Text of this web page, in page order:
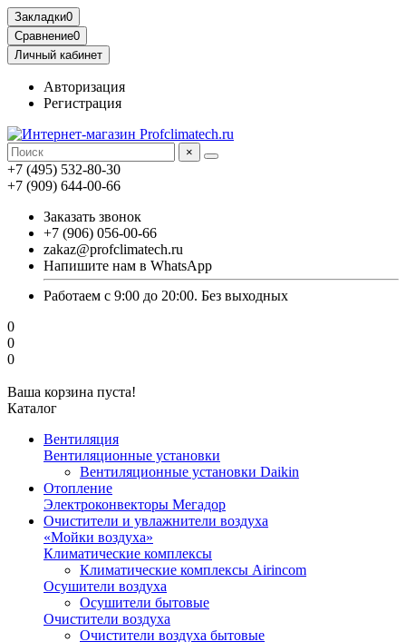
Закладки0
Сравнение0
Личный кабинет
Авторизация
Регистрация
×
+7 (495) 532-80-30
+7 (909) 644-00-66
Заказать звонок
+7 (906) 056-00-66
zakaz@profclimatech.ru
Напишите нам в WhatsApp
Работаем с 9:00 до 20:00. Без выходных
0
0
0
Ваша корзина пуста!
Каталог
Вентиляция
Вентиляционные установки
Вентиляционные установки Daikin
Отопление
Электроконвекторы Мегадор
Очистители и увлажнители воздуха
«Мойки воздуха»
Климатические комплексы
Климатические комплексы Airincom
Осушители воздуха
Осушители бытовые
Очистители воздуха
Очистители воздуха бытовые